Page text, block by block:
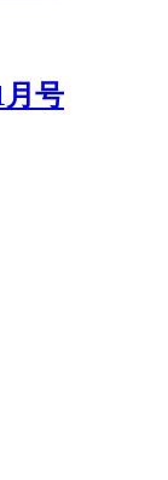
月号